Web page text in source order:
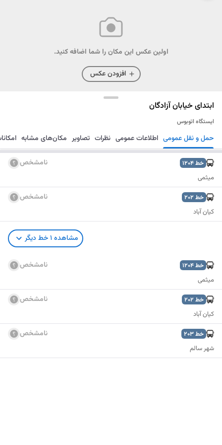
اولین عکس این مکان را شما اضافه کنید.
افزودن عکس
ابتدای خیابان آزادگان
ایستگاه اتوبوس
مسیریابی ذخیره ارسال حمل و نقل عمومی اطلاعات عمومی نظرات تصاویر مکان‌های مشابه
خط1204 نامشخص
میثمی
خط 202 نامشخص
کیان آباد
مشاهده1خط دیگر
خط1204 نامشخص
میثمی
خط 202 نامشخص
کیان آباد
خط203 نامشخص
شهر سالم